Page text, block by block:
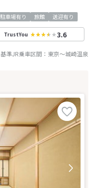
駐車場有り 旅館 送迎有り
TrustYou 3.6
基準JR乗車区間： 東京～城崎温泉